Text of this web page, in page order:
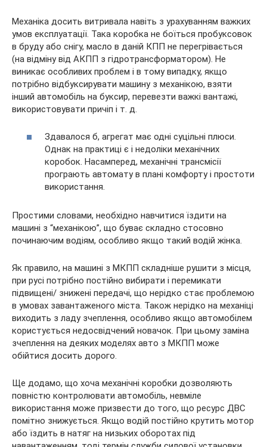
Механіка досить витривала навіть з урахуванням важких
умов експлуатації. Така коробка не боїться пробуксовок
в бруду або снігу, масло в даній КПП не перегрівається
(на відміну від АКПП з гідротрансформатором). Не
виникає особливих проблем і в тому випадку, якщо
потрібно відбуксирувати машину з механікою, взяти
інший автомобіль на буксир, перевезти важкі вантажі,
використовувати причіп і т. д.
Здавалося б, агрегат має одні суцільні плюси.
Однак на практиці є і недоліки механічних
коробок. Насамперед, механічні трансмісії
програють автомату в плані комфорту і простоти
використання.
Простими словами, необхідно навчитися їздити на
машині з “механікою”, що буває складно стосовно
починаючим водіям, особливо якщо такий водій жінка.
Як правило, на машині з МКПП складніше рушити з місця,
при русі потрібно постійно вибирати і перемикати
підвищені/ знижені передачі, що нерідко стає проблемою
в умовах завантаженого міста. Також нерідко на механіці
виходить з ладу зчеплення, особливо якщо автомобілем
користується недосвідчений новачок. При цьому заміна
зчеплення на деяких моделях авто з МКПП може
обійтися досить дорого.
Ще додамо, що хоча механічні коробки дозволяють
повністю контролювати автомобіль, невміле
використання може призвести до того, що ресурс ДВС
помітно знижується. Якщо водій постійно крутить мотор
або їздить в натяг на низьких оборотах під